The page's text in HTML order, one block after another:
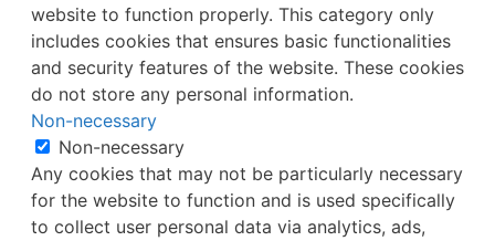
website to function properly. This category only
includes cookies that ensures basic functionalities
and security features of the website. These cookies
do not store any personal information.
Non-necessary
Non-necessary
Any cookies that may not be particularly necessary
for the website to function and is used specifically
to collect user personal data via analytics, ads,